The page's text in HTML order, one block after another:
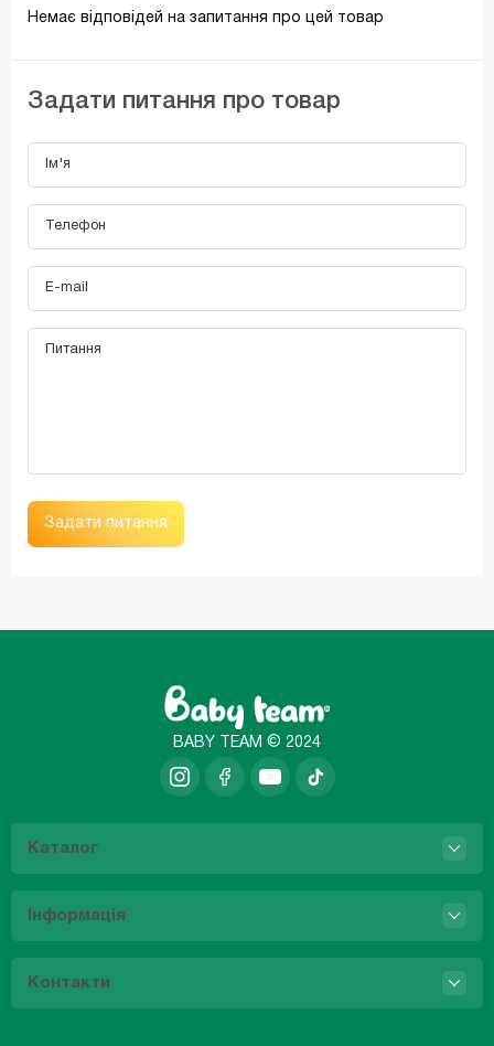
Немає відповідей на запитання про цей товар
Задати питання про товар
Задати питання
BABY TEAM © 2024
Каталог
Інформація
Контакти